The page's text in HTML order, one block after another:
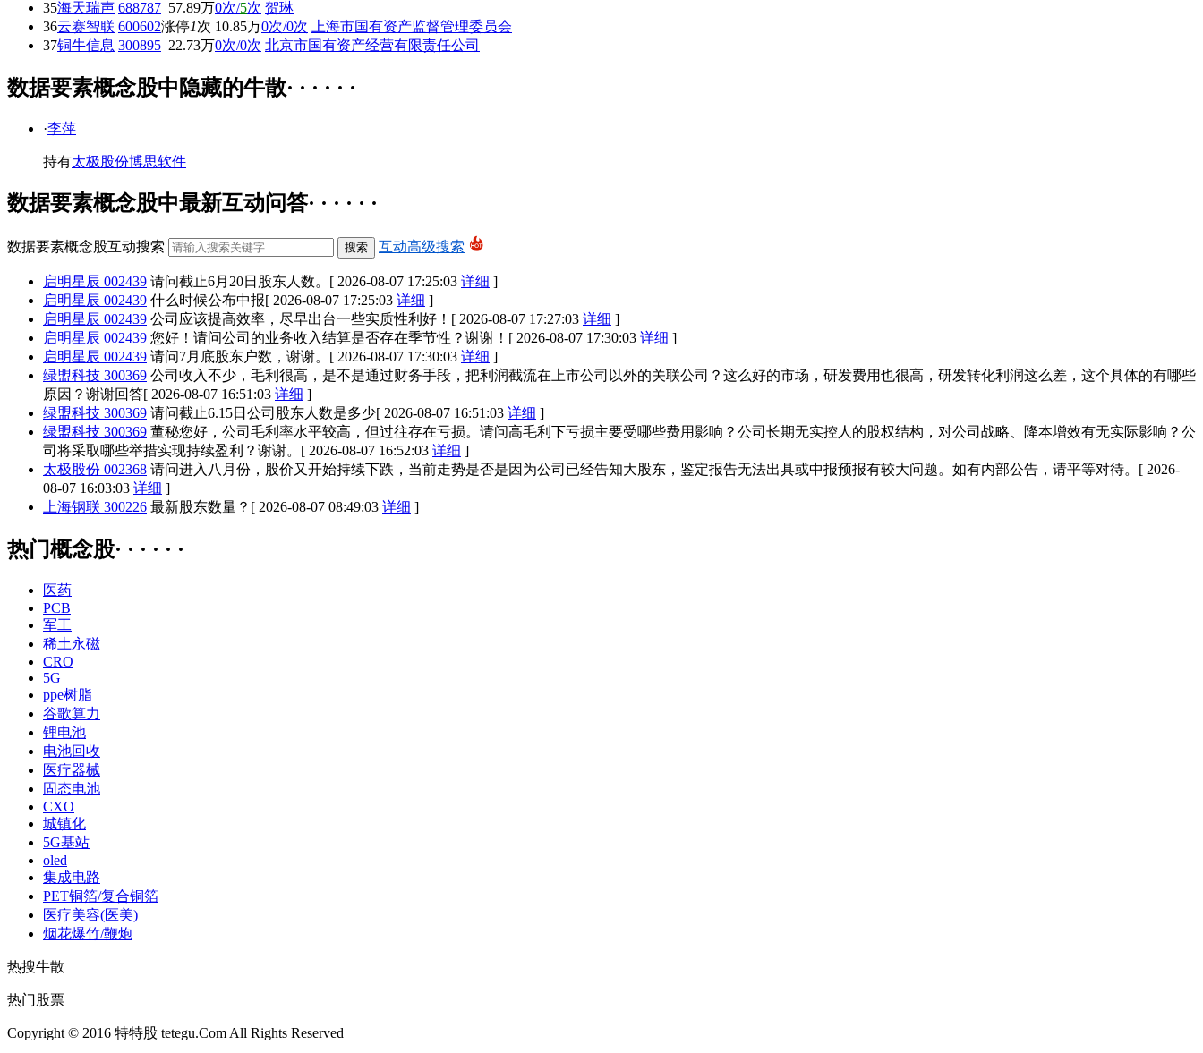
35海天瑞声 688787 57.89万0次/5次 贺琳
36云赛智联 600602涨停1次 10.85万0次/0次
上海市国有资产监督管理委员会
37铜牛信息 300895 22.73万0次/0次 北京市国有资产经营有限责任公司
数据要素概念股中隐藏的牛散· · · · · ·
·李萍
持有太极股份博思软件
数据要素概念股中最新互动问答· · · · · ·
数据要素概念股互动搜索 互动高级搜索
启明星辰 002439 请问截止6月20日股东人数。 [ 2026-08-07 17:25:03 详细 ]
启明星辰 002439 什么时候公布中报[ 2026-08-07 17:25:03 详细 ]
启明星辰 002439 公司应该提高效率，尽早出台一些实质性利好！ [ 2026-08-07 17:27:03 详细 ]
启明星辰 002439 您好！请问公司的业务收入结算是否存在季节性？谢谢！ [ 2026-08-07 17:30:03 详细 ]
启明星辰 002439 请问7月底股东户数，谢谢。 [ 2026-08-07 17:30:03 详细 ]
绿盟科技 300369 公司收入不少，毛利很高，是不是通过财务手段，把利润截流在上市公司以外的关联公司？这么好的市场，研发费用也很高，研发转化利润这么差，这个具体的有哪些
原因？谢谢回答[ 2026-08-07 16:51:03 详细 ]
绿盟科技 300369 请问截止6.15日公司股东人数是多少[ 2026-08-07 16:51:03 详细 ]
绿盟科技 300369 董秘您好，公司毛利率水平较高，但过往存在亏损。请问高毛利下亏损主要受哪些费用影响？公司长期无实控人的股权结构，对公司战略、降本增效有无实际影响？公
司将采取哪些举措实现持续盈利？谢谢。 [ 2026-08-07 16:52:03 详细 ]
太极股份 002368 请问进入八月份，股价又开始持续下跌，当前走势是否是因为公司已经告知大股东，鉴定报告无法出具或中报预报有较大问题。如有内部公告，请平等对待。 [ 2026-
08-07 16:03:03 详细 ]
上海钢联 300226 最新股东数量？ [ 2026-08-07 08:49:03 详细 ]
热门概念股· · · · · ·
医药
PCB
军工
稀土永磁
CRO
5G
ppe树脂
谷歌算力
锂电池
电池回收
医疗器械
固态电池
CXO
城镇化
5G基站
oled
集成电路
PET铜箔/复合铜箔
医疗美容(医美)
烟花爆竹/鞭炮
热搜牛散
热门股票
Copyright © 2016 特特股 tetegu.Com All Rights Reserved